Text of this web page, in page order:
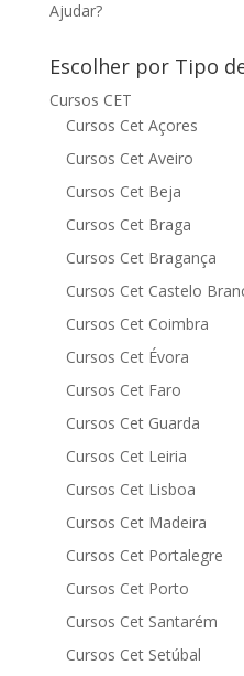
Ajudar?
Escolher por Tipo
Cursos CET
Cursos Cet Açores
Cursos Cet Aveiro
Cursos Cet Beja
Cursos Cet Braga
Cursos Cet Bragança
Cursos Cet Castelo
Cursos Cet Coimbra
Cursos Cet Évora
Cursos Cet Faro
Cursos Cet Guarda
Cursos Cet Leiria
Cursos Cet Lisboa
Cursos Cet Madeira
Cursos Cet Portalegre
Cursos Cet Porto
Cursos Cet Santarém
Cursos Cet Setúbal